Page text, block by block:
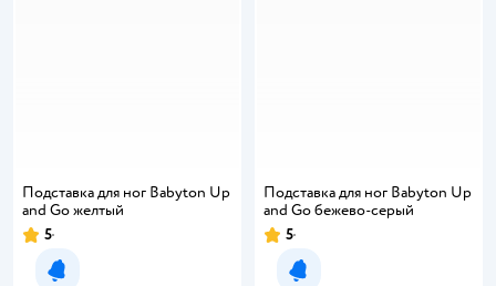
Подставка для ног Babyton Up
and Go желтый
5
Уведомить о появлении
Подставка для ног Babyton Up
and Go бежево-серый
5
Уведомить о появлении